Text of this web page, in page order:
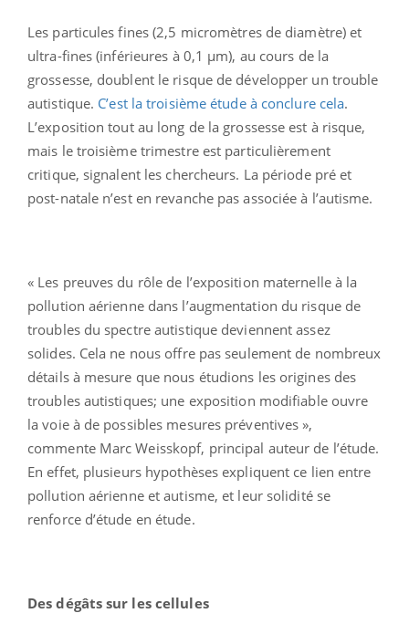
Les particules fines (2,5 micromètres de diamètre) et
ultra-fines (inférieures à 0,1 µm), au cours de la
grossesse, doublent le risque de développer un trouble
autistique. C’est la troisième étude à conclure cela.
L’exposition tout au long de la grossesse est à risque,
mais le troisième trimestre est particulièrement
critique, signalent les chercheurs. La période pré et
post-natale n’est en revanche pas associée à l’autisme.
« Les preuves du rôle de l’exposition maternelle à la
pollution aérienne dans l’augmentation du risque de
troubles du spectre autistique deviennent assez
solides. Cela ne nous offre pas seulement de nombreux
détails à mesure que nous étudions les origines des
troubles autistiques; une exposition modifiable ouvre
la voie à de possibles mesures préventives »,
commente Marc Weisskopf, principal auteur de l’étude.
En effet, plusieurs hypothèses expliquent ce lien entre
pollution aérienne et autisme, et leur solidité se
renforce d’étude en étude.
Des dégâts sur les cellules